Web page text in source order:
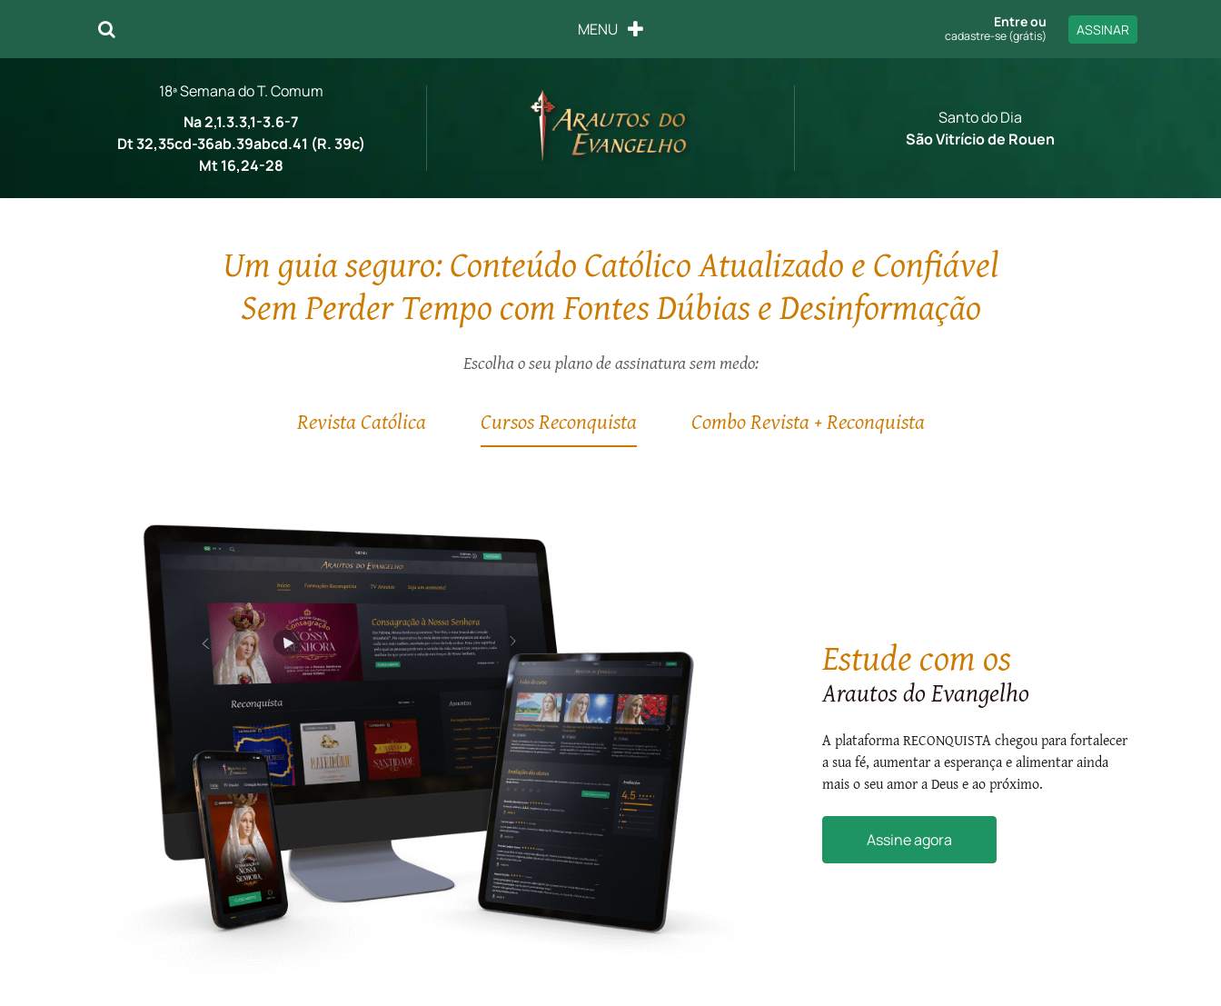
MENU Entreou
cadastre-se (grátis) ASSINAR
18ª Semana do T. Comum
Na 2,1.3.3,1-3.6-7
Dt 32,35cd-36ab.39abcd.41 (R. 39c)
Mt 16,24-28
Santo do Dia
São Vitrício de Rouen
Um guia seguro: Conteúdo Católico Atualizado e Confiável
Sem Perder Tempo com Fontes Dúbias e Desinformação
Escolha o seu plano de assinatura sem medo:
Revista Católica Cursos Reconquista Combo Revista + Reconquista
Estude com os
Arautos do Evangelho
A plataforma RECONQUISTA chegou para fortalecer
a sua fé, aumentar a esperança e alimentar ainda
mais o seu amor a Deus e ao próximo.
Assine agora